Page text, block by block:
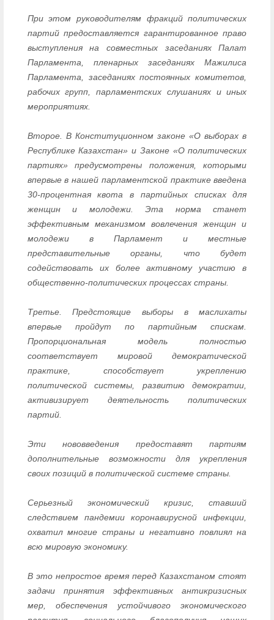
При этом руководителям фракций политических
партий предоставляется гарантированное право
выступления на совместных заседаниях Палат
Парламента, пленарных заседаниях Мажилиса
Парламента, заседаниях постоянных комитетов,
рабочих групп, парламентских слушаниях и иных
мероприятиях.
Второе. В Конституционном законе «О выборах в
Республике Казахстан» и Законе «О политических
партиях» предусмотрены положения, которыми
впервые в нашей парламентской практике введена
30-процентная квота в партийных списках для
женщин и молодежи. Эта норма станет
эффективным механизмом вовлечения женщин и
молодежи в Парламент и местные
представительные органы, что будет
содействовать их более активному участию в
общественно-политических процессах страны.
Третье. Предстоящие выборы в маслихаты
впервые пройдут по партийным спискам.
Пропорциональная модель полностью
соответствует мировой демократической
практике, способствует укреплению
политической системы, развитию демократии,
активизирует деятельность политических
партий.
Эти нововведения предоставят партиям
дополнительные возможности для укрепления
своих позиций в политической системе страны.
Серьезный экономический кризис, ставший
следствием пандемии коронавирусной инфекции,
охватил многие страны и негативно повлиял на
всю мировую экономику.
В это непростое время перед Казахстаном стоят
задачи принятия эффективных антикризисных
мер, обеспечения устойчивого экономического